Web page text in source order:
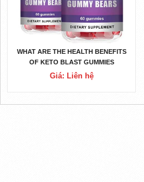
WHAT ARE THE HEALTH BENEFITS
OF KETO BLAST GUMMIES
CANADA?
Giá: Liên hệ